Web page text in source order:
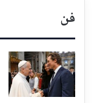
فن